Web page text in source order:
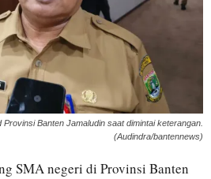
Provinsi Banten Jamaludin saat dimintai keterangan.
(Audindra/bantennews)
SMA negeri di Provinsi Banten